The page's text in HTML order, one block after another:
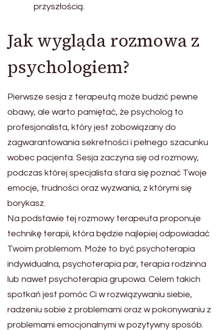
przyszłością.
Jak wygląda rozmowa z
psychologiem?
Pierwsze sesja z terapeutą może budzić pewne
obawy, ale warto pamiętać, że psycholog to
profesjonalista, który jest zobowiązany do
zagwarantowania sekretności i pełnego szacunku
wobec pacjenta. Sesja zaczyna się od rozmowy,
podczas której specjalista stara się poznać Twoje
emocje, trudności oraz wyzwania, z którymi się
borykasz.
Na podstawie tej rozmowy terapeuta proponuje
technikę terapii, która będzie najlepiej odpowiadać
Twoim problemom. Może to być psychoterapia
indywidualna, psychoterapia par, terapia rodzinna
lub nawet psychoterapia grupowa. Celem takich
spotkań jest pomóc Ci w rozwiązywaniu siebie,
radzeniu sobie z problemami oraz w pokonywaniu z
problemami emocjonalnymi w pozytywny sposób.